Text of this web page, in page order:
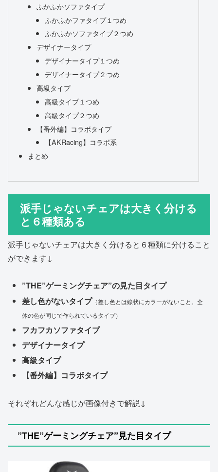
ふかふかソファタイプ
ふかふかファタイプ１つめ
ふかふかソファタイプ２つめ
デザイナータイプ
デザイナータイプ１つめ
デザイナータイプ２つめ
高級タイプ
高級タイプ１つめ
高級タイプ２つめ
【番外編】コラボタイプ
【AKRacing】コラボ系
まとめ
派手じゃないチェアは大きく分ける
と６種類ある
派手じゃないチェアは大きく分けると６種類に分けること
ができます↓
”THE”ゲーミングチェア”の見た目タイプ
差し色がないタイプ（差し色とは線状にカラーがないこと。全
体の色が同じで作られているタイプ）
フカフカソファタイプ
デザイナータイプ
高級タイプ
【番外編】コラボタイプ
それぞれどんな感じが画像付きで解説↓
”THE”ゲーミングチェア”見た目タイプ